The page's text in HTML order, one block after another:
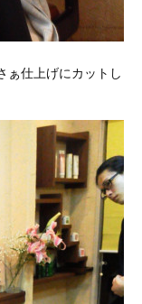
ぁ仕上げにカットし